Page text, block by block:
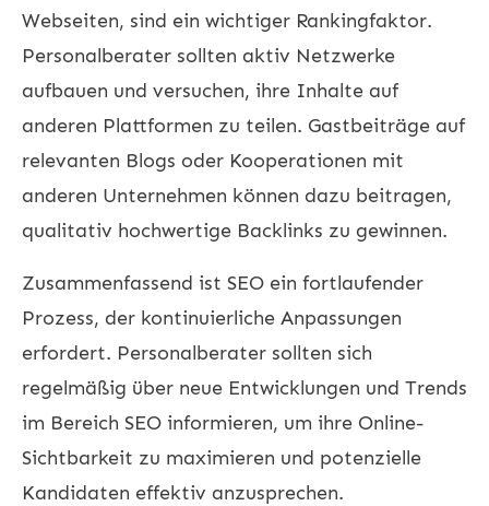
Webseiten, sind ein wichtiger Rankingfaktor.
Personalberater sollten aktiv Netzwerke
aufbauen und versuchen, ihre Inhalte auf
anderen Plattformen zu teilen. Gastbeiträge auf
relevanten Blogs oder Kooperationen mit
anderen Unternehmen können dazu beitragen,
qualitativ hochwertige Backlinks zu gewinnen.
Zusammenfassend ist SEO ein fortlaufender
Prozess, der kontinuierliche Anpassungen
erfordert. Personalberater sollten sich
regelmäßig über neue Entwicklungen und Trends
im Bereich SEO informieren, um ihre Online-
Sichtbarkeit zu maximieren und potenzielle
Kandidaten effektiv anzusprechen.